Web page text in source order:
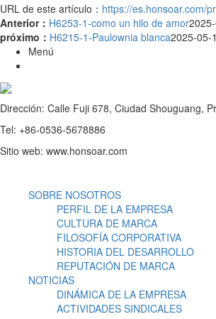
URL de este artículo： https://es.honsoar.com/
Anterior： H6253-1-como un hilo de amor
próximo： H6215-1-Paulownia blanca2025-05-
Menú
Dirección: Calle Fuji 678, Ciudad Shouguang,
Tel: +86-0536-5678886
Sitio web: www.honsoar.com
SOBRE NOSOTROS
PERFIL DE LA EMPRESA
CULTURA DE MARCA
FILOSOFÍA CORPORATIVA
HISTORIA DEL DESARROLLO
REPUTACIÓN DE MARCA
NOTICIAS
DINÁMICA DE LA EMPRESA
ACTIVIDADES SINDICALES